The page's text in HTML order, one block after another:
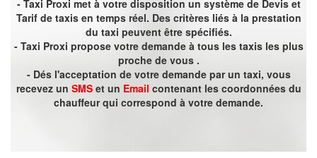
- Taxi Proxi met à votre disposition un système de Devis et
Tarif de taxis en temps réel. Des critères liés à la prestation
du taxi peuvent être spécifiés.
- Taxi Proxi propose votre demande à tous les taxis les plus
proche de vous .
- Dés l'acceptation de votre demande par un taxi, vous
recevez un SMSet un Email contenant les coordonnées du
chauffeur qui correspond à votre demande.